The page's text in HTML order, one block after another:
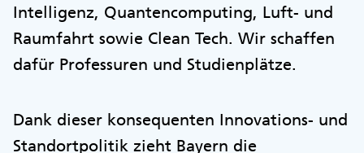
Intelligenz, Quantencomputing, Luft- und
Raumfahrt sowie Clean Tech. Wir schaffen
dafür Professuren und Studienplätze.
Dank dieser konsequenten Innovations- und
Standortpolitik zieht Bayern die